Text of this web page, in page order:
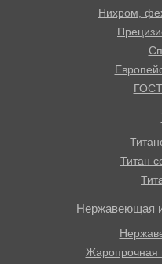
Нихром,
ГОСТ
Титан
Нержавеющая
Жаропрочная